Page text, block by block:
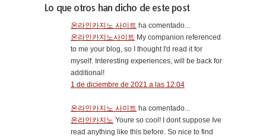
Lo que otros han dicho de este post
온라인카지노 사이트 ha comentado...
온라인카지노사이트 My companion referenced
to me your blog, so I thought I'd read it for
myself. Interesting experiences, will be back for
additional!
1 de diciembre de 2021 a las 12:04
온라인카지노 사이트 ha comentado...
온라인카지노 Youre so cool! I dont suppose Ive
read anything like this before. So nice to find